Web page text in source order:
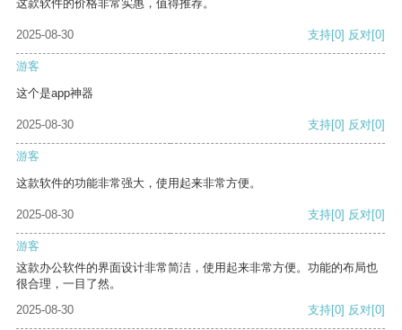
这款软件的价格非常实惠，值得推荐。
2025-08-30 支持[0] 反对[0]
游客
这个是app神器
2025-08-30 支持[0] 反对[0]
游客
这款软件的功能非常强大，使用起来非常方便。
2025-08-30 支持[0] 反对[0]
游客
这款办公软件的界面设计非常简洁，使用起来非常方便。功能的布局也
很合理，一目了然。
2025-08-30
支持[0] 反对[0]